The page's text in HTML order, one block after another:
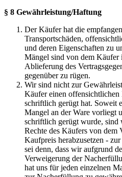
§ 8 Gewährleistung/Haftung
Der Käufer hat die
Transportschäden,
und deren Eigenschaften zu
Mängel sind von dem Käufer
Ablieferung des
gegenüber zu rügen.
Wir sind nicht zur
Käufer einen
schriftlich gerügt hat. Soweit
Mangel an der Ware vorliegt
schriftlich gerügt wurde, sind
Rechte des Käufers von dem
Kaufpreis herabzusetzen -
sei denn, dass wir aufgrund
Verweigerung der
hat uns für jeden einzelnen